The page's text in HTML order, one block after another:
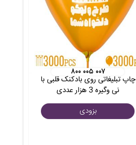
۸۰۰ ۰۰۵ ۰۰۷
چاپ تبلیغاتی روی بادکنک قلبی با
نی وگیره 3 هزار عددی
بزودی